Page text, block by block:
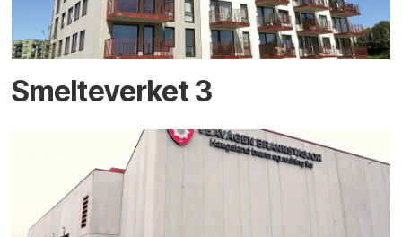
Smelteverket 3